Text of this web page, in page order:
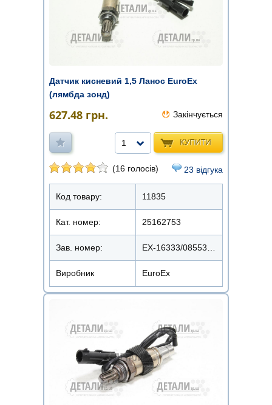
Датчик кисневий 1,5 Ланос EuroEx
(лямбда зонд)
627.48 грн. Закінчується
КУПИТИ
1
(16 голосів) 23 відгука
Код товару: 11835
Кат. номер: 25162753
Зав. номер:
Виробник EuroEx